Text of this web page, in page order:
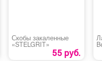
Скобы закаленные
«STELGRIT»
55 руб.